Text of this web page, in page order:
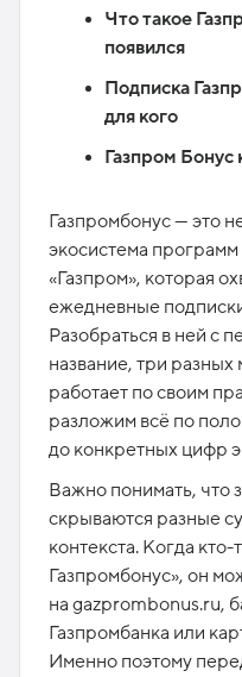
Что такое
появился
Подписка
для кого
Газпром Бонус
Газпромбонус — это
экосистема
«Газпром», которая
ежедневные
Разобраться в ней с
название, три разных
работает по своим
разложим всё по
до конкретных цифр
Важно понимать, что
скрываются разные
контекста. Когда
Газпромбонус», он
на gazprombonus.ru,
Газпромбанка или
Именно поэтому